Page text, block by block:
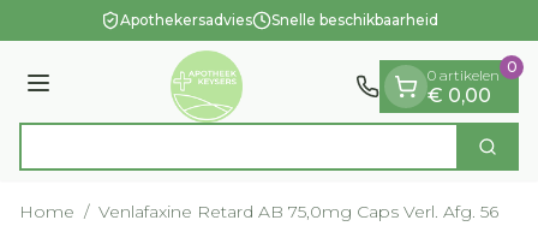
Ga naar de inhoudApothekersadvies Snelle beschikbaarheid
Menu
Zoek
0 artikelen
€ 0,00
0
Home / Venlafaxine Retard AB 75,0mg Caps Verl. Afg. 56